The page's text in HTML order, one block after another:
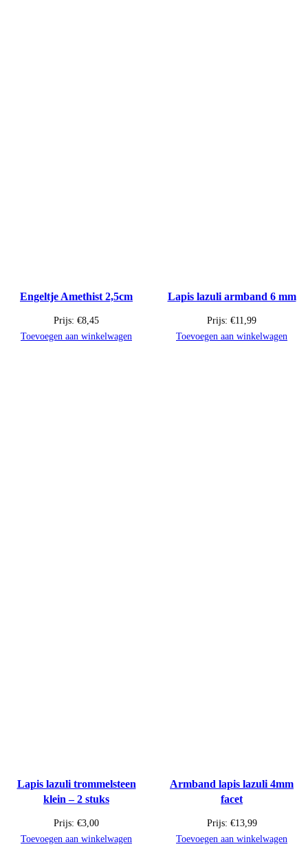
Engeltje Amethist 2,5cm
Prijs: €8,45
Toevoegen aan winkelwagen
Lapis lazuli armband 6 mm
Prijs: €11,99
Toevoegen aan winkelwagen
Lapis lazuli trommelsteen
klein – 2 stuks
Prijs: €3,00
Toevoegen aan winkelwagen
Armband lapis lazuli 4mm
facet
Prijs: €13,99
Toevoegen aan winkelwagen